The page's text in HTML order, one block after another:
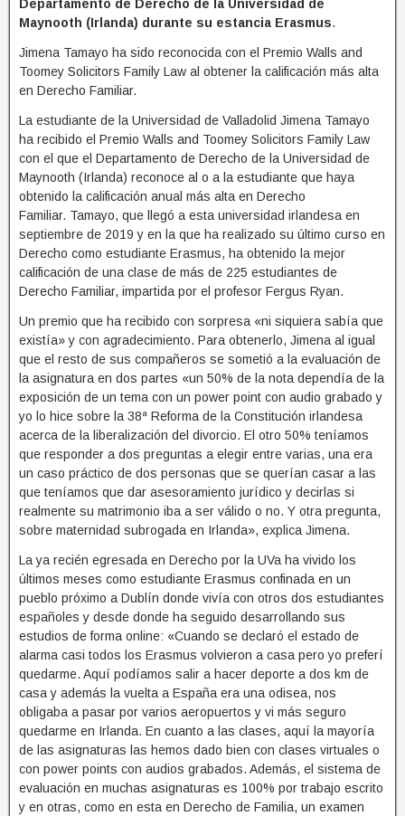
Departamento de Derecho de la Universidad de
Maynooth (Irlanda) durante su estancia Erasmus.
Jimena Tamayo ha sido reconocida con el Premio Walls and
Toomey Solicitors Family Law al obtener la calificación más alta
en Derecho Familiar.
La estudiante de la Universidad de Valladolid Jimena Tamayo
ha recibido el Premio Walls and Toomey Solicitors Family Law
con el que el Departamento de Derecho de la Universidad de
Maynooth (Irlanda) reconoce al o a la estudiante que haya
obtenido la calificación anual más alta en Derecho
Familiar. Tamayo, que llegó a esta universidad irlandesa en
septiembre de 2019 y en la que ha realizado su último curso en
Derecho como estudiante Erasmus, ha obtenido la mejor
calificación de una clase de más de 225 estudiantes de
Derecho Familiar, impartida por el profesor Fergus Ryan.
Un premio que ha recibido con sorpresa «ni siquiera sabía que
existía» y con agradecimiento. Para obtenerlo, Jimena al igual
que el resto de sus compañeros se sometió a la evaluación de
la asignatura en dos partes «un 50% de la nota dependía de la
exposición de un tema con un power point con audio grabado y
yo lo hice sobre la 38ª Reforma de la Constitución irlandesa
acerca de la liberalización del divorcio. El otro 50% teníamos
que responder a dos preguntas a elegir entre varias, una era
un caso práctico de dos personas que se querían casar a las
que teníamos que dar asesoramiento jurídico y decirlas si
realmente su matrimonio iba a ser válido o no. Y otra pregunta,
sobre maternidad subrogada en Irlanda», explica Jimena.
La ya recién egresada en Derecho por la UVa ha vivido los
últimos meses como estudiante Erasmus confinada en un
pueblo próximo a Dublín donde vivía con otros dos estudiantes
españoles y desde donde ha seguido desarrollando sus
estudios de forma online: «Cuando se declaró el estado de
alarma casi todos los Erasmus volvieron a casa pero yo preferí
quedarme. Aquí podíamos salir a hacer deporte a dos km de
casa y además la vuelta a España era una odisea, nos
obligaba a pasar por varios aeropuertos y vi más seguro
quedarme en Irlanda. En cuanto a las clases, aquí la mayoría
de las asignaturas las hemos dado bien con clases virtuales o
con power points con audios grabados. Además, el sistema de
evaluación en muchas asignaturas es 100% por trabajo escrito
y en otras, como en esta en Derecho de Familia, un examen